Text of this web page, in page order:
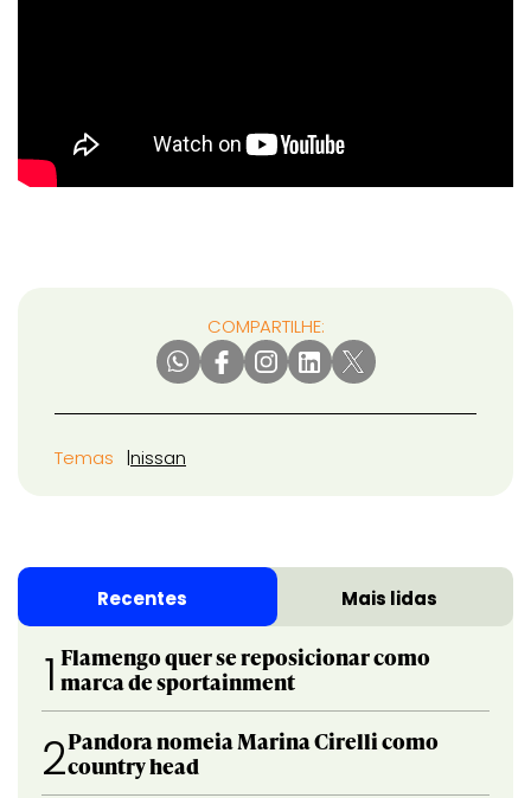
COMPARTILHE:
Temas nissan
Recentes Mais lidas
1 Flamengo quer se reposicionar como
marca de sportainment
2Pandora nomeia Marina Cirelli como
country head